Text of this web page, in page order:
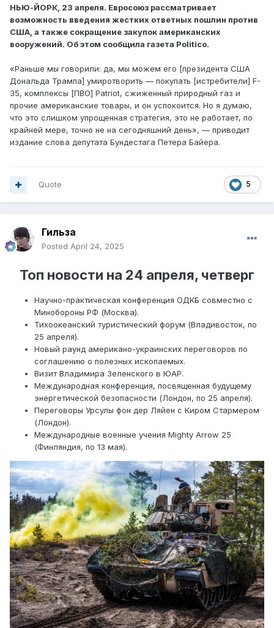
НЬЮ-ЙОРК, 23 апреля. Евросоюз рассматривает
возможность введения жестких ответных пошлин против
США, а также сокращение закупок американских
вооружений. Об этом сообщила газета Politico.
«Раньше мы говорили: да, мы можем его [президента США
Дональда Трампа] умиротворить — покупать [истребители] F-
35, комплексы [ПВО] Patriot, сжиженный природный газ и
прочие американские товары, и он успокоится. Но я думаю,
что это слишком упрощенная стратегия, это не работает, по
крайней мере, точно не на сегодняшний день», — приводит
издание слова депутата Бундестага Петера Байера.
5
Quote
Гильза
Posted April 24, 2025
Топ новости на 24 апреля, четверг
Научно-практическая конференция ОДКБ совместно с
Минобороны РФ (Москва).
Тихоокеанский туристический форум (Владивосток, по
25 апреля).
Новый раунд американо-украинских переговоров по
соглашению о полезных ископаемых.
Визит Владимира Зеленского в ЮАР.
Международная конференция, посвященная будущему
энергетической безопасности (Лондон, по 25 апреля).
Переговоры Урсулы фон дер Ляйен с Киром Стармером
(Лондон).
Международные военные учения Mighty Arrow 25
(Финляндия, по 13 мая).